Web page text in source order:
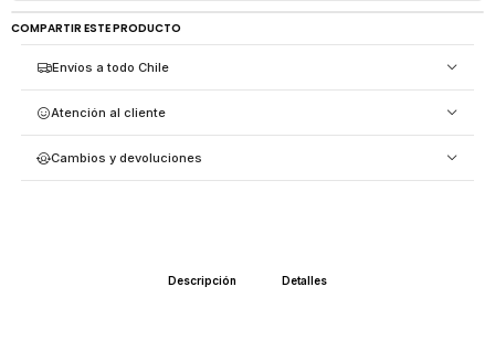
COMPARTIR ESTE PRODUCTO
Envíos a todo Chile
Atención al cliente
Cambios y devoluciones
Descripción Detalles